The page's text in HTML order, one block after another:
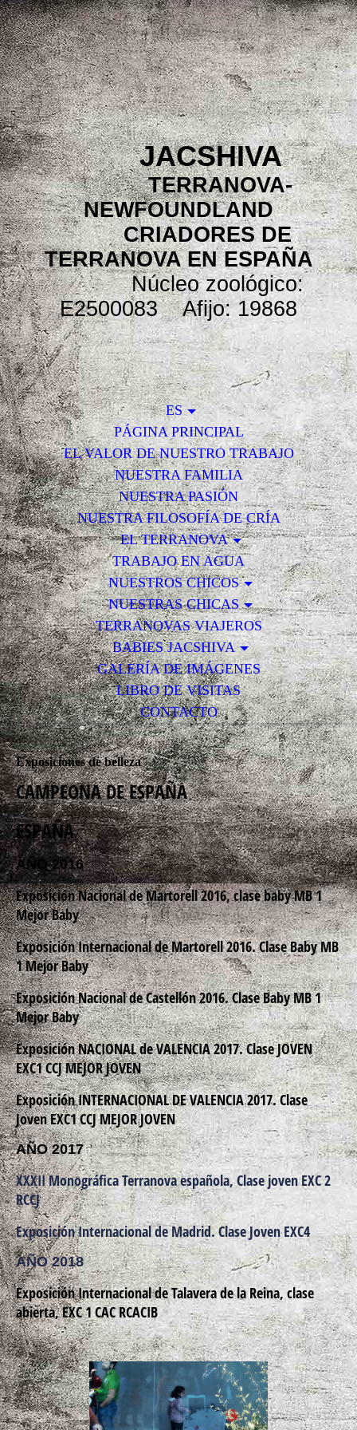
JACSHIVA
TERRANOVA-
NEWFOUNDLAND
CRIADORES DE
TERRANOVA EN ESPAÑA
Núcleo zoológico:
E2500083 Afijo: 19868
ES
PÁGINA PRINCIPAL
EL VALOR DE NUESTRO TRABAJO
NUESTRA FAMILIA
NUESTRA PASIÓN
NUESTRA FILOSOFÍA DE CRÍA
EL TERRANOVA
TRABAJO EN AGUA
NUESTROS CHICOS
NUESTRAS CHICAS
TERRANOVAS VIAJEROS
BABIES JACSHIVA
GALERÍA DE IMÁGENES
LIBRO DE VISITAS
CONTACTO
Exposiciones de belleza
CAMPEONA DE ESPAÑA
ESPAÑA
AÑO 2016
Exposición Nacional de Martorell 2016, clase baby MB 1
Mejor Baby
Exposición Internacional de Martorell 2016. Clase Baby MB
1 Mejor Baby
Exposición Nacional de Castellón 2016. Clase Baby MB 1
Mejor Baby
Exposición NACIONAL de VALENCIA 2017. Clase JOVEN
EXC1 CCJ MEJOR JOVEN
Exposición INTERNACIONAL DE VALENCIA 2017. Clase
Joven EXC1 CCJ MEJOR JOVEN
AÑO 2017
XXXII Monográfica Terranova española, Clase joven EXC 2
RCCJ
Exposición Internacional de Madrid. Clase Joven EXC4
AÑO 2018
Exposición Internacional de Talavera de la Reina, clase
abierta, EXC 1 CAC RCACIB